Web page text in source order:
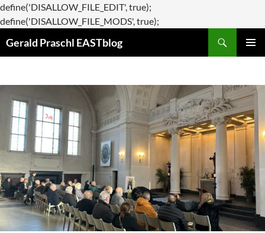
define('DISALLOW_FILE_EDIT', true);
define('DISALLOW_FILE_MODS', true);
Gerald Praschl EASTblog